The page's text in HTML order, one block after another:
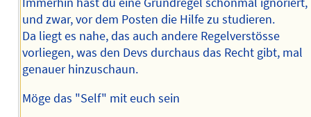
und zwar, vor dem Posten die Hilfe zu studieren.
Da liegt es nahe, das auch andere Regelverstösse
vorliegen, was den Devs durchaus das Recht gibt, mal
genauer hinzuschaun.
Möge das "Self" mit euch sein